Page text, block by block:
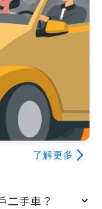
了解更多 arrow_forward_ios
二手車？